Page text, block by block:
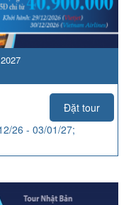
Đặt tour
26 - 03/01/27;